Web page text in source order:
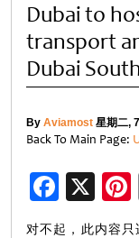
Dubai to
transport
Dubai South
By Aviamost 星期二,
Back To Main Page:
X
对不起，此内容只